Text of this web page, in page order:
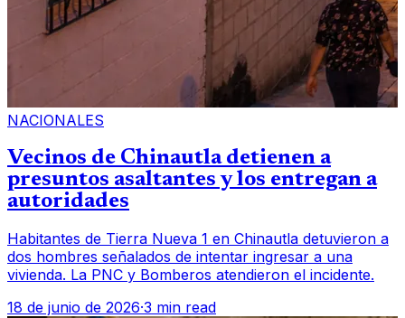
NACIONALES
Vecinos de Chinautla detienen a
presuntos asaltantes y los entregan a
autoridades
Habitantes de Tierra Nueva 1 en Chinautla detuvieron a
dos hombres señalados de intentar ingresar a una
vivienda. La PNC y Bomberos atendieron el incidente.
18 de junio de 2026·3 min read